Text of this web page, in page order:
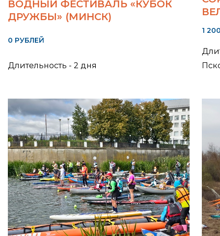
ВОДНЫЙ ФЕСТИВАЛЬ «КУБОК
ДРУЖБЫ» (МИНСК)
0 РУБЛЕЙ
Длительность - 2 дня
1